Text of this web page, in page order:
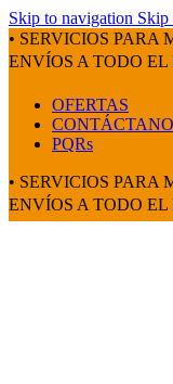
Skip to navigation Skip
• SERVICIOS PARA
ENVÍOS A TODO
OFERTAS
PQRs
• SERVICIOS PARA
ENVÍOS A TODO